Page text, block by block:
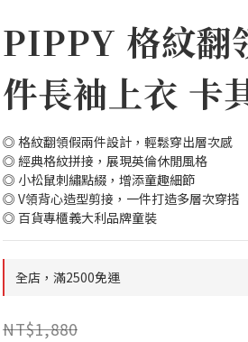
PIPPY 格紋翻
件長袖上衣 卡
◎ 格紋翻領假兩件設計，輕鬆穿出層次感
◎ 經典格紋拼接，展現英倫休閒風格
◎ 小松鼠刺繡點綴，增添童趣細節
◎ V領背心造型剪接，一件打造多層次穿搭
◎ 百貨專櫃義大利品牌童裝
全店，滿2500免運
NT$1,880